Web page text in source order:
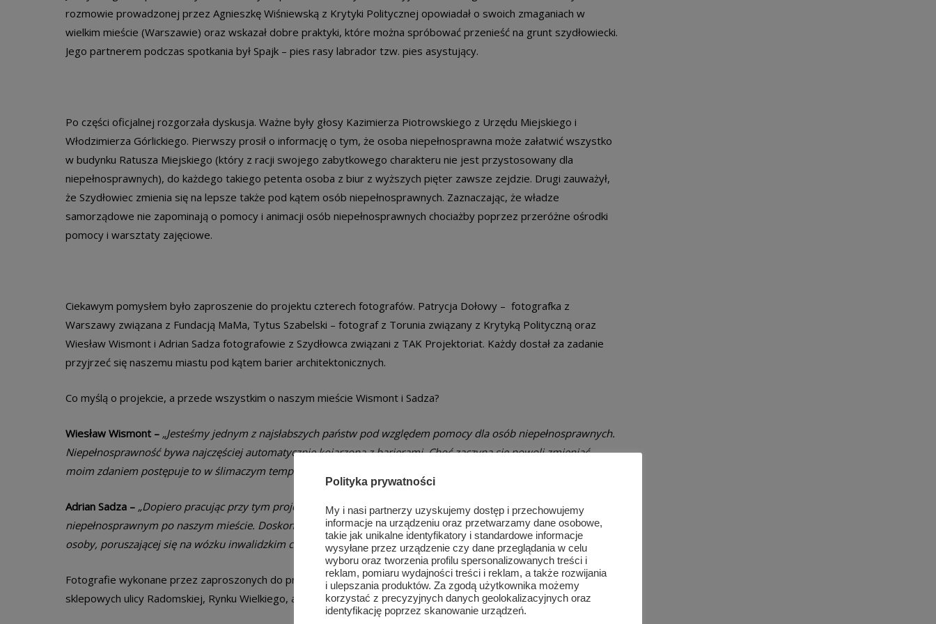
rozmowie prowadzonej przez Agnieszkę Wiśniewską z Krytyki Politycznej opowiadał o swoich zmaganiach w
wielkim mieście (Warszawie) oraz wskazał dobre praktyki, które można spróbować przenieść na grunt szydłowiecki.
Jego partnerem podczas spotkania był Spajk – pies rasy labrador tzw. pies asystujący.
Po części oficjalnej rozgorzała dyskusja. Ważne były głosy Kazimierza Piotrowskiego z Urzędu Miejskiego i
Włodzimierza Górlickiego. Pierwszy prosił o informację o tym, że osoba niepełnosprawna może załatwić wszystko
w budynku Ratusza Miejskiego (który z racji swojego zabytkowego charakteru nie jest przystosowany dla
niepełnosprawnych), do każdego takiego petenta osoba z biur z wyższych pięter zawsze zejdzie. Drugi zauważył,
że Szydłowiec zmienia się na lepsze także pod kątem osób niepełnosprawnych. Zaznaczając, że władze
samorządowe nie zapominają o pomocy i animacji osób niepełnosprawnych chociażby poprzez przeróżne ośrodki
pomocy i warsztaty zajęciowe.
Ciekawym pomysłem było zaproszenie do projektu czterech fotografów. Patrycja Dołowy – fotografka z
Warszawy związana z Fundacją MaMa, Tytus Szabelski – fotograf z Torunia związany z Krytyką Polityczną oraz
Wiesław Wismont i Adrian Sadza fotografowie z Szydłowca związani z TAK Projektoriat. Każdy dostał za zadanie
przyjrzeć się naszemu miastu pod kątem barier architektonicznych.
Co myślą o projekcie, a przede wszystkim o naszym mieście Wismont i Sadza?
Wiesław Wismont – „Jesteśmy jednym z najsłabszych państw pod względem pomocy dla osób niepełnosprawnych.
Niepełnosprawność bywa najczęściej automatycznie kojarzona z barierami. Choć zaczyna się powoli zmieniać,
moim zdaniem postępuje to w ślimaczym tempie. Czy wspólnie jesteśmy w stanie to zmienić?”
Adrian Sadza – „Dopiero pracując przy tym projekcie uświadomiłem sobie jak ciężko jest poruszać się osobm
niepełnosprawnym po naszym mieście. Doskonale można się o tym przekonać stawiając się na miejscu takiej
osoby, poruszającej się na wózku inwalidzkim czy też osoby niewidomej”
Fotografie wykonane przez zaproszonych do projektu „JesteśMY” fotografów możemy oglądać w witrynach
sklepowych ulicy Radomskiej, Rynku Wielkiego, a także ulicy Kościuszki.
Polityka prywatności
My i nasi partnerzy uzyskujemy dostęp i przechowujemy
informacje na urządzeniu oraz przetwarzamy dane osobowe,
takie jak unikalne identyfikatory i standardowe informacje
wysyłane przez urządzenie czy dane przeglądania w celu
wyboru oraz tworzenia profilu spersonalizowanych treści i
reklam, pomiaru wydajności treści i reklam, a także rozwijania
i ulepszania produktów. Za zgodą użytkownika możemy
korzystać z precyzyjnych danych geolokalizacyjnych oraz
identyfikację poprzez skanowanie urządzeń.